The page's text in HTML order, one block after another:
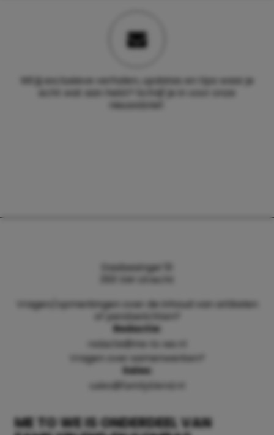
Wil jij exclusieve verhalen, updates en tips waar je
echt wat aan hebt? Schrijf je in voor onze
nieuwsbrief.
ME TO WE IS ONDERDEEL VAN
Daalsesingel 51
3511 SW Utrecht
Vragen/opmerkingen over de inhoud van artikelen
of persberichten?
Redactie:
redactie@me-to-we.nl
Vragen over samenwerken?
Sales:
sales@familyblend.nl